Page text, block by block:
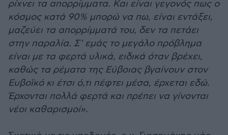
ρίχνει τα απορρίμματα. Και είναι γεγονός πως ο
κόσμος κατά 90% μπορώ να πω, είναι εντάξει,
μαζεύει τα απορρίμματά του, δεν τα πετάει
στην παραλία. Σ’ εμάς το μεγάλο πρόβλημα
είναι με τα φερτά υλικά, ειδικά όταν βρέχει,
καθώς τα ρέματα της Εύβοιας βγαίνουν στον
Ευβοϊκό κι έτσι ό,τι πέφτει μέσα, έρχεται εδώ.
Έρχονται πολλά φερτά και πρέπει να γίνονται
νέοι καθαρισμοί».